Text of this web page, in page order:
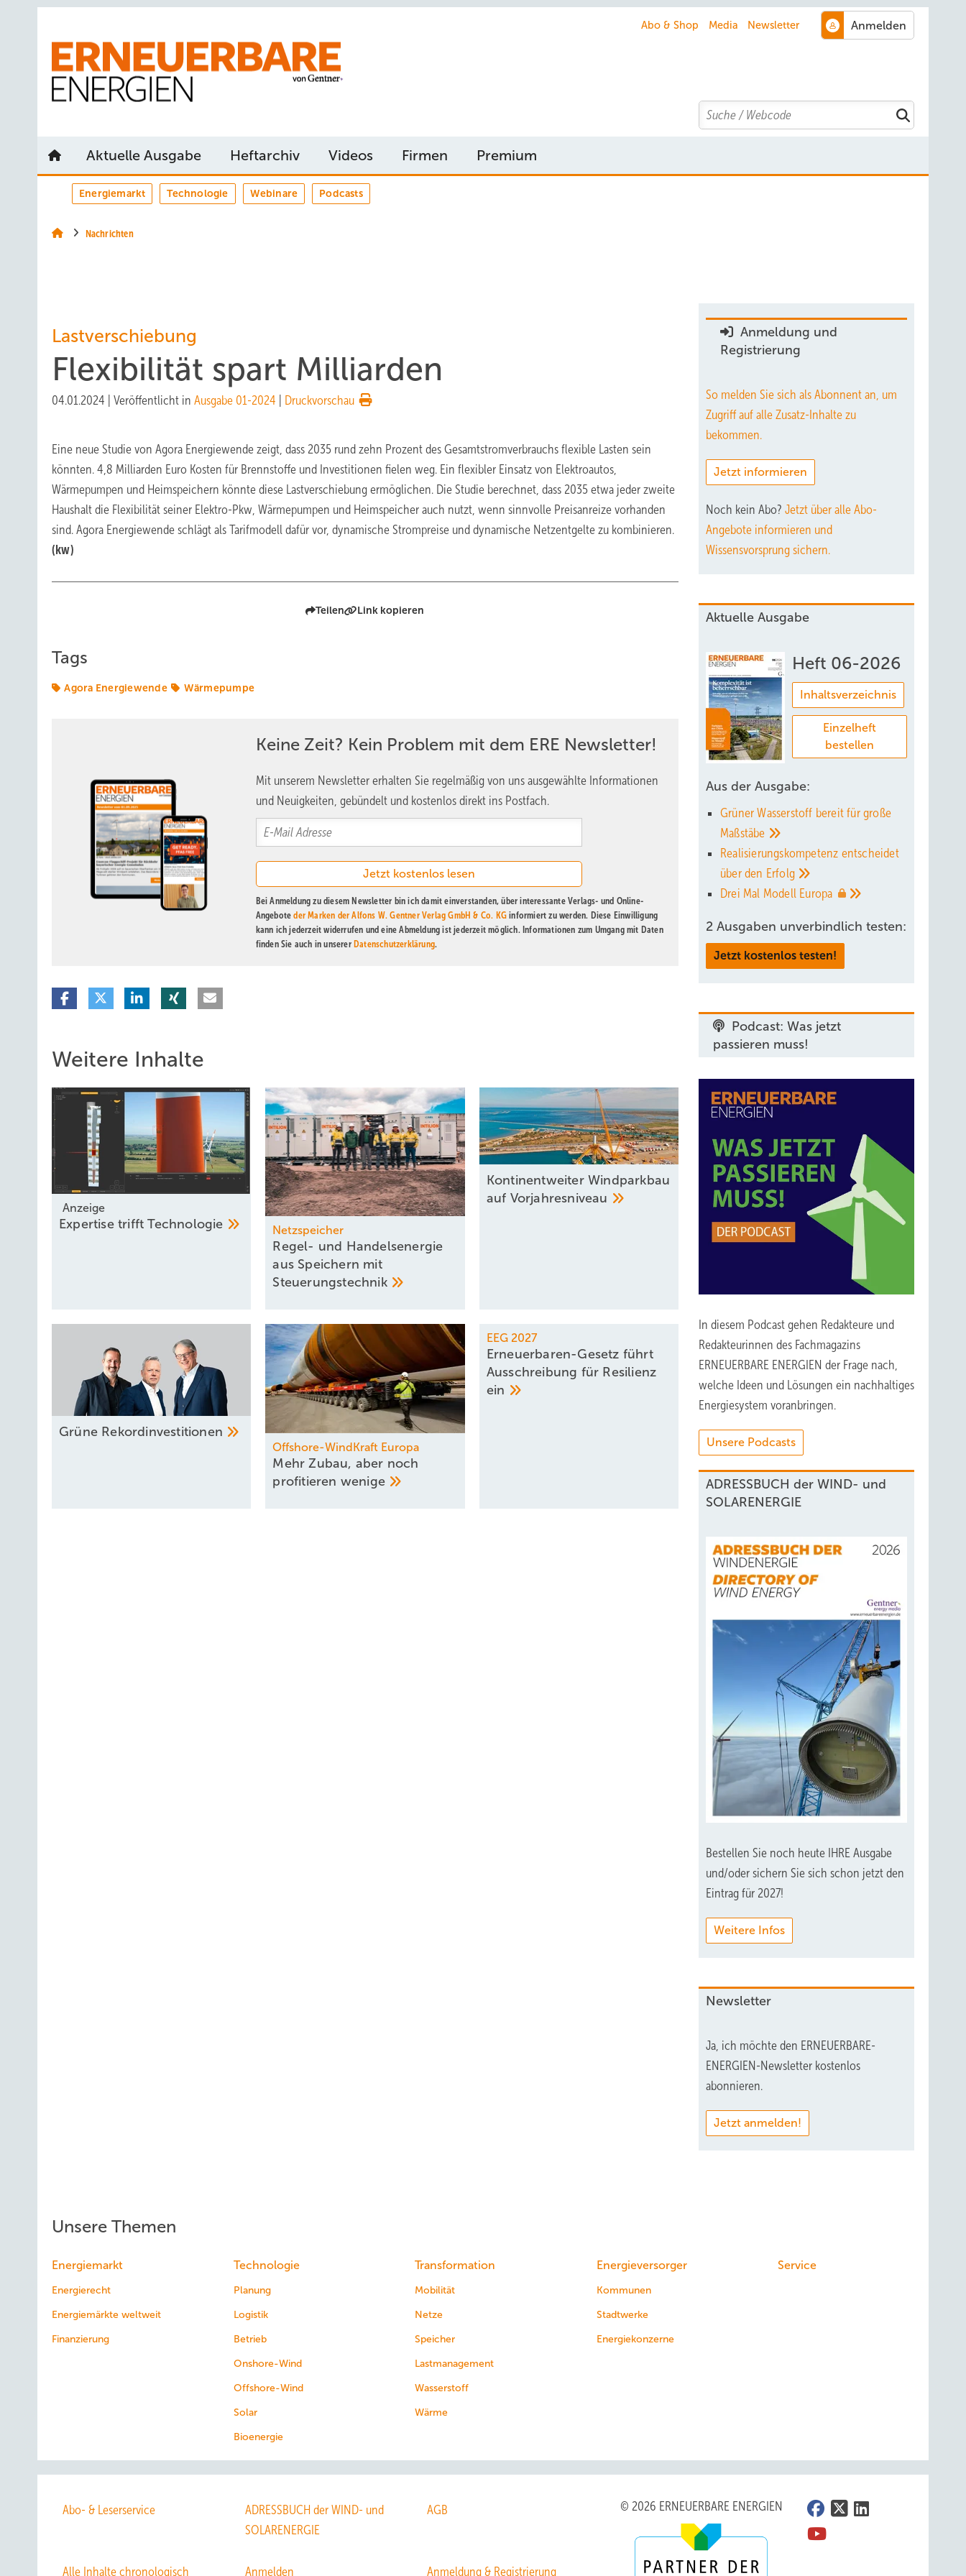
Abo & Shop Media Newsletter
Search
Aktuelle Ausgabe Heftarchiv Videos Firmen Premium
Energiemarkt Technologie Webinare Podcasts
Nachrichten
Lastverschiebung
Flexibilität spart Milliarden
04.01.2024 Veröffentlicht in Ausgabe 01-2024 Druckvorschau
Eine neue Studie von Agora Energiewende zeigt, dass 2035 rund zehn Prozent des Gesamtstromverbrauchs flexible Lasten sein
könnten. 4,8 Milliarden Euro Kosten für Brennstoffe und Investitionen fielen weg. Ein flexibler Einsatz von Elektroautos,
Wärmepumpen und Heimspeichern könnte diese Lastverschiebung ermöglichen. Die Studie berechnet, dass 2035 etwa jeder zweite
Haushalt die Flexibilität seiner Elektro-Pkw, Wärmepumpen und Heimspeicher auch nutzt, wenn sinnvolle Preisanreize vorhanden
sind. Agora Energiewende schlägt als Tarifmodell dafür vor, dynamische Strompreise und dynamische Netzentgelte zu kombinieren.
(kw)
Teilen Link kopieren
Tags
Agora Energiewende Wärmepumpe
Keine Zeit? Kein Problem mit dem ERE Newsletter!
Mit unserem Newsletter erhalten Sie regelmäßig von uns ausgewählte Informationen
und Neuigkeiten, gebündelt und kostenlos direkt ins Postfach.
Bei Anmeldung zu diesem Newsletter bin ich damit einverstanden, über interessante Verlags- und Online-
Angeboteder Marken der Alfons W. Gentner Verlag GmbH & Co. KG informiert zu werden. Diese Einwilligung
kann ich jederzeit widerrufen und eine Abmeldung ist jederzeit möglich. Informationen zum Umgang mit Daten
finden Sie auch in unserer Datenschutzerklärung.
Weitere Inhalte
Anzeige
Expertise trifftTechnologie Netzspeicher
Regel- und Handels­energie
aus Speichern mit
Steuerungstechnik
Kontinentweiter Windparkbau
auf Vorjahresniveau
Grüne Rekord­investitionen
Offshore-WindKraft Europa
Mehr Zubau, aber noch
profitieren wenige
EEG 2027
Erneuerbaren-Gesetz führt
Ausschreibung für Resilienz
ein
Anmeldung und
Registrierung
So melden Sie sich als Abonnent an, um
Zugriff auf alle Zusatz-Inhalte zu
bekommen.
Jetzt informieren
Noch kein Abo? Jetzt über alle Abo-
Angebote informieren und
Wissensvorsprung sichern.
Aktuelle Ausgabe
Heft 06-2026
Inhaltsverzeichnis
Einzelheft
bestellen
Aus der Ausgabe:
Grüner Wasserstoff bereit für große
Maßstäbe
Realisierungskompetenz entscheidet
über den Erfolg
Drei Mal Modell Europa
2 Ausgaben unverbindlich testen:
Jetzt kostenlos testen!
Podcast: Was jetzt
passieren muss!
In diesem Podcast gehen Redakteure und
Redakteurinnen des Fachmagazins
ERNEUERBARE ENERGIEN der Frage nach,
welche Ideen und Lösungen ein nachhaltiges
Energiesystem voranbringen.
Unsere Podcasts
ADRESSBUCH der WIND- und
SOLARENERGIE
Bestellen Sie noch heute IHRE Ausgabe
und/oder sichern Sie sich schon jetzt den
Eintrag für 2027!
Weitere Infos
Newsletter
Ja, ich möchte den ERNEUERBARE-
ENERGIEN-Newsletter kostenlos
abonnieren.
Jetzt anmelden!
Unsere Themen
Energiemarkt
Energierecht
Energiemärkte weltweit
Finanzierung
Technologie
Planung
Logistik
Betrieb
Onshore-Wind
Offshore-Wind
Solar
Bioenergie
Transformation
Mobilität
Netze
Speicher
Lastmanagement
Wasserstoff
Wärme
Energieversorger
Kommunen
Stadtwerke
Energiekonzerne
Service
Abo- & Leserservice
ADRESSBUCH der WIND- und
SOLARENERGIE
AGB
Alle Inhalte chronologisch Anmelden Anmeldung & Registrierung
© 2026 ERNEUERBARE ENERGIEN